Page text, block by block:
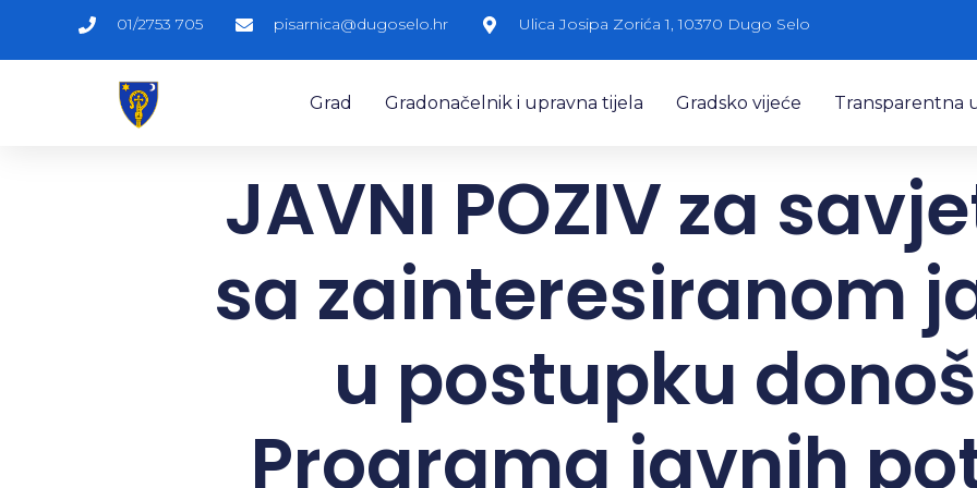
01/2753 705 pisarnica@dugoselo.hr Ulica Josipa Zorića 1, 10370 Dugo Selo
Grad Gradonačelnik i upravna tijela Gradsko vijeće Transparentna
JAVNI POZIV za
sa zainteresiranom
u postupku
Programa javnih